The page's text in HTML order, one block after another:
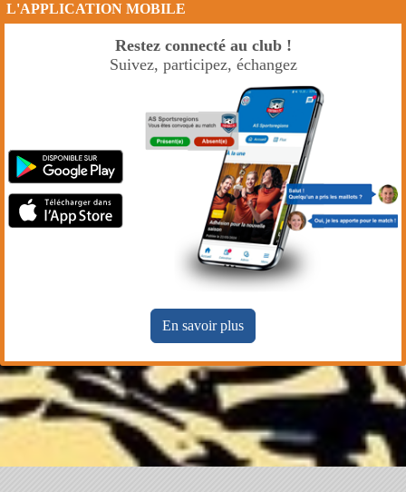
L'APPLICATION MOBILE
Restez connecté au club !
Suivez, participez, échangez
En savoir plus